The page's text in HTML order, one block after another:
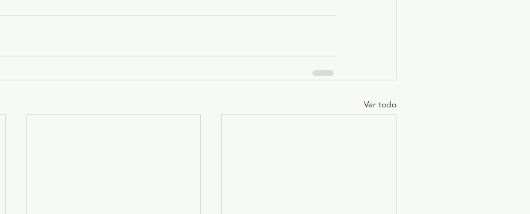
Ver todo